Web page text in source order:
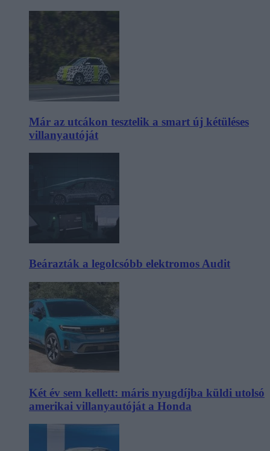
Már az utcákon tesztelik a smart új kétüléses
villanyautóját
Beárazták a legolcsóbb elektromos Audit
Két év sem kellett: máris nyugdíjba küldi utolsó
amerikai villanyautóját a Honda